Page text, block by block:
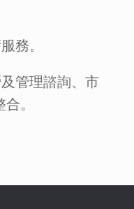
務。
管理諮詢、市
。